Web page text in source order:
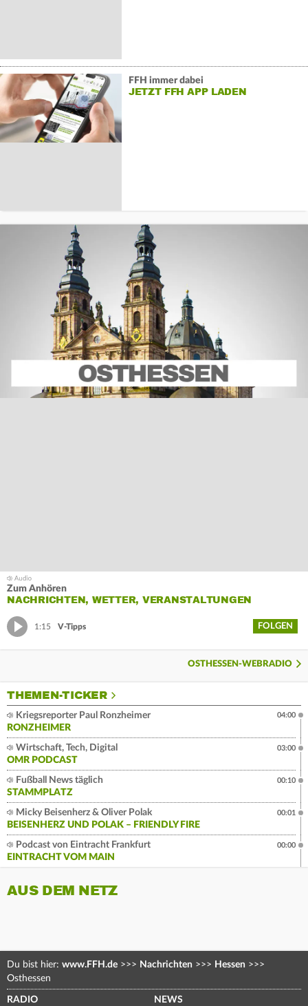
FFH immer dabei
JETZT FFH APP LADEN
Zum Anhören
NACHRICHTEN, WETTER, VERANSTALTUNGEN
1:15 V-Tipps FOLGEN
OSTHESSEN-WEBRADIO
THEMEN-TICKER
Kriegsreporter Paul Ronzheimer
RONZHEIMER
04:00
Wirtschaft, Tech, Digital
OMR PODCAST
03:00
Fußball News täglich
STAMMPLATZ
00:10
Micky Beisenherz & Oliver Polak
BEISENHERZ UND POLAK – FRIENDLY FIRE
00:01
Podcast von Eintracht Frankfurt
EINTRACHT VOM MAIN
00:00
AUS DEM NETZ
Du bist hier: www.FFH.de >>> Nachrichten >>> Hessen >>>
Osthessen
RADIO NEWS